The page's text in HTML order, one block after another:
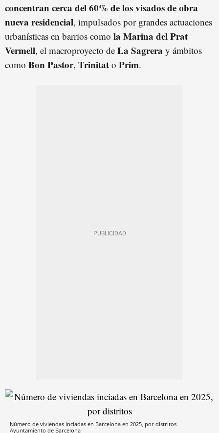
concentran cerca del 60% de los visados de obra
nueva residencial, impulsados por grandes actuaciones
urbanísticas en barrios como la Marina del Prat
Vermell, el macroproyecto de La Sagrera y ámbitos
como Bon Pastor, Trinitat o Prim.
Número de viviendas inciadas en Barcelona en 2025, por distritos
Ayuntamiento de Barcelona